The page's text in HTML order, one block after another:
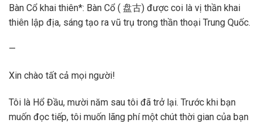
Bàn Cổ khai thiên*: Bàn Cổ ( 盘古) được coi là vị thần khai
thiên lập địa, sáng tạo ra vũ trụ trong thần thoại Trung Quốc.
—
Xin chào tất cả mọi người!
Tôi là Hổ Đầu, mười năm sau tôi đã trở lại. Trước khi bạn
muốn đọc tiếp, tôi muốn lãng phí một chút thời gian của bạn